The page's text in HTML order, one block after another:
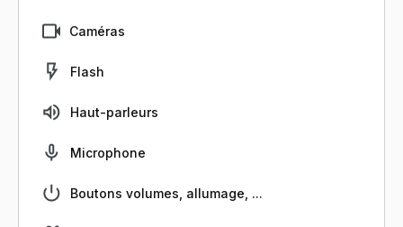
Caméras
Flash
Haut-parleurs
Microphone
Boutons volumes, allumage, ...